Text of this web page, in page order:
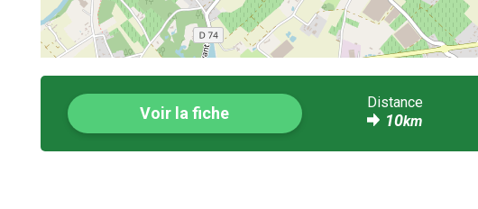
Voir la fiche
Distance
10km